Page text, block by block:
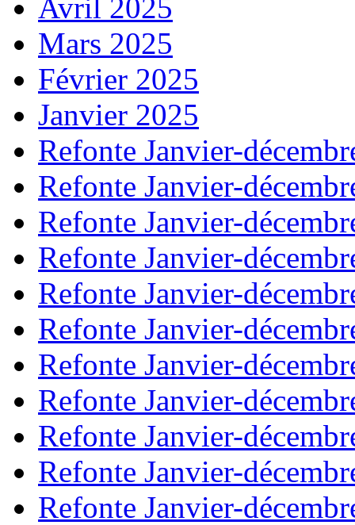
Avril 2025
Mars 2025
Février 2025
Janvier 2025
Refonte Janvier-
Refonte Janvier-
Refonte Janvier-
Refonte Janvier-
Refonte Janvier-
Refonte Janvier-
Refonte Janvier-
Refonte Janvier-
Refonte Janvier-
Refonte Janvier-
Refonte Janvier-